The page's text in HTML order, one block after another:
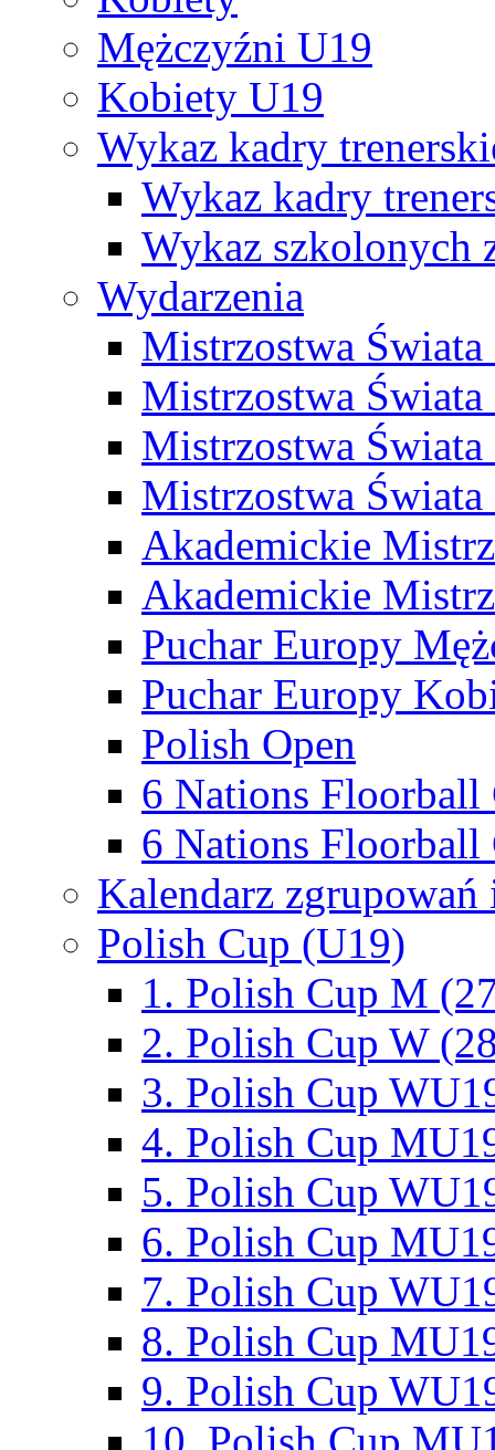
Mężczyźni U19
Kobiety U19
Wykaz kadry
Wykaz kadry
Wykaz szkolonych
Wydarzenia
Mistrzostwa
Mistrzostwa
Mistrzostwa
Mistrzostwa
Akademickie
Akademickie
Puchar Europy
Puchar Europy
Polish Open
6 Nations Floorball
6 Nations Floorball
Kalendarz
Polish Cup (U19)
1. Polish Cup M
2. Polish Cup W
3. Polish Cup
4. Polish Cup
5. Polish Cup
6. Polish Cup
7. Polish Cup
8. Polish Cup
9. Polish Cup
10. Polish Cup